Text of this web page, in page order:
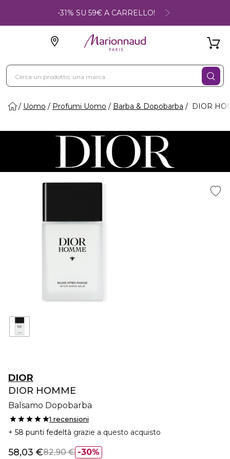
-31% SU 59€ A CARRELLO!
Uomo Profumi Uomo Barba & Dopobarba DIOR
DIOR
DIOR HOMME
Balsamo Dopobarba
1 recensioni
58 punti fedeltà grazie a questo acquisto
30%
58,03 €82,90 €